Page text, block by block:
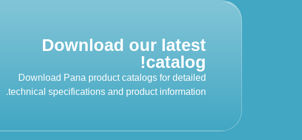
Download our latest
catalog!
Download Pana product catalogs for detailed
technical specifications and product information.